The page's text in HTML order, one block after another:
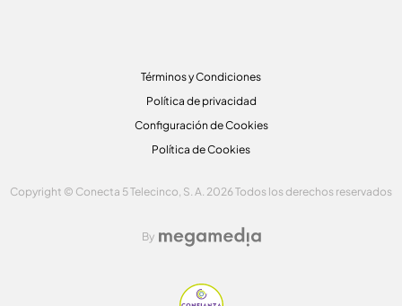
Términos y Condiciones
Política de privacidad
Configuración de Cookies
Política de Cookies
Copyright © Conecta 5 Telecinco, S. A. 2026 Todos los derechos reservados
By